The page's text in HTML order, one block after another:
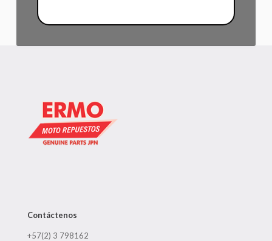
Contáctenos
+57(2) 3 798162